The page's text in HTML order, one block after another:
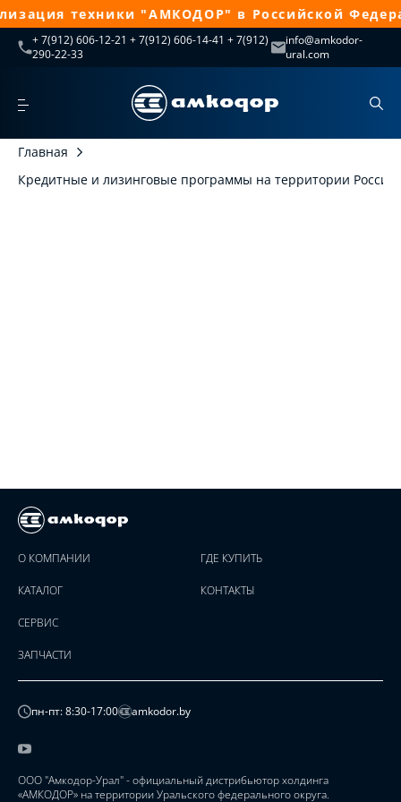
техники "АМКОДОР" в Российской
+ 7(912) 606-12-21 + 7(912) 606-14-41 + 7(912)
290-22-33
info@amkodor-
ural.com
Главная
Кредитные и лизинговые программы на территории России
О КОМПАНИИ
КАТАЛОГ
СЕРВИС
ЗАПЧАСТИ
ГДЕ КУПИТЬ
КОНТАКТЫ
пн-пт: 8:30-17:00 amkodor.by
ООО "Амкодор-Урал" - официальный дистрибьютор холдинга
«АМКОДОР» на территории Уральского федерального округа.